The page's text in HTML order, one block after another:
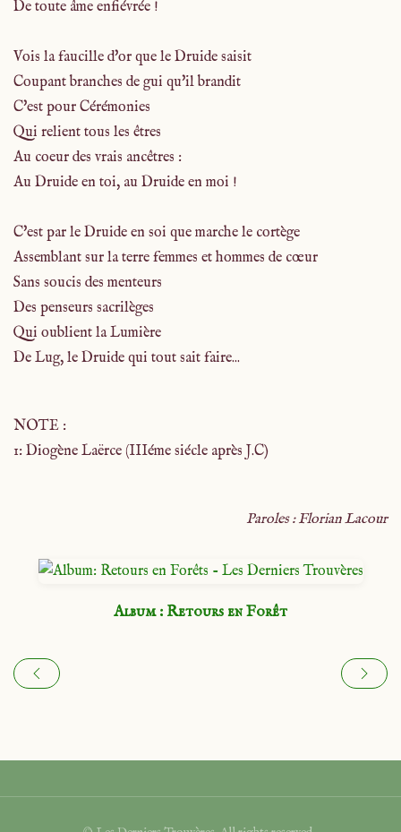
De toute âme enfiévrée !
Vois la faucille d'or que le Druide saisit
Coupant branches de gui qu'il brandit
C'est pour Cérémonies
Qui relient tous les êtres
Au coeur des vrais ancêtres :
Au Druide en toi, au Druide en moi !
C'est par le Druide en soi que marche le cortège
Assemblant sur la terre femmes et hommes de cœur
Sans soucis des menteurs
Des penseurs sacrilèges
Qui oublient la Lumière
De Lug, le Druide qui tout sait faire...
NOTE :
1: Diogène Laërce (IIIéme siécle après J.C)
Paroles : Florian Lacour
Album : Retours en Forêt